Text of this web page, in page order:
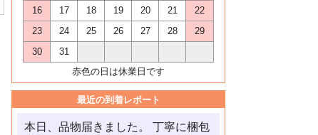
16
17 18 19 20 21
22
23
24 25 26 27 28
29
30
31
赤色の日は休業日です
最近の到着レポート
本日、品物届きました。 丁寧に梱包